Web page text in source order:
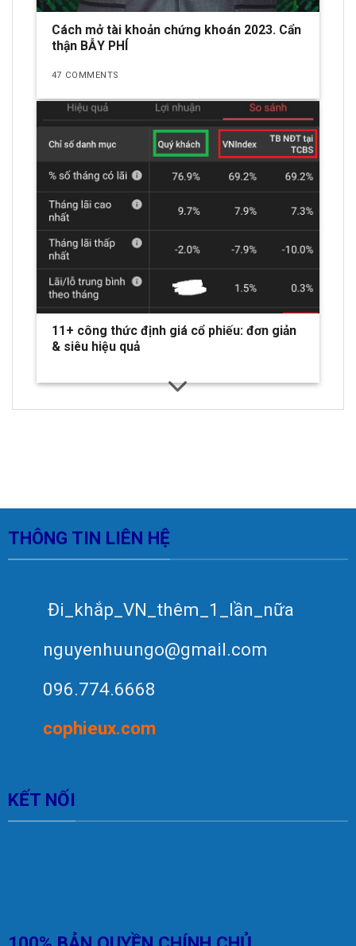
Cách mở tài khoản chứng khoán 2023. Cẩn
thận BẪY PHÍ
47 COMMENTS
11+ công thức định giá cổ phiếu: đơn giản
& siêu hiệu quả
THÔNG TIN LIÊN HỆ
Đi_khắp_VN_thêm_1_lần_nữa
nguyenhuungo@gmail.com
096.774.6668
cophieux.com
KẾT NỐI